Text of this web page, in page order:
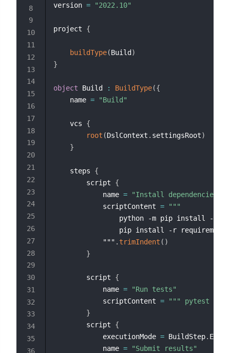
version = "2022.10"
project {
buildType(Build )
}
object Build : BuildType({
    name
= "Build"
    vcs
{
root (DslContext . settingsRoot)
}
    steps
{
        script
{
            name
=
"Install dependencies"
            scriptContent
=
"""
python -m pip install --
pip install -r
            """
. trimIndent ( )
}
        script
{
            name
=
"Run tests"
            scriptContent
=
""" pytest --
}
        script
{
            executionMode
= BuildStep.
            name
=
"Submit results"